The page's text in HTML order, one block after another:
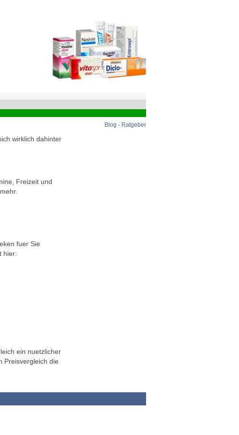
Blog - Ratgeber
wirklich dahinter
Freizeit und
fuer Sie
hier:
ein nuetzlicher
Preisvergleich die